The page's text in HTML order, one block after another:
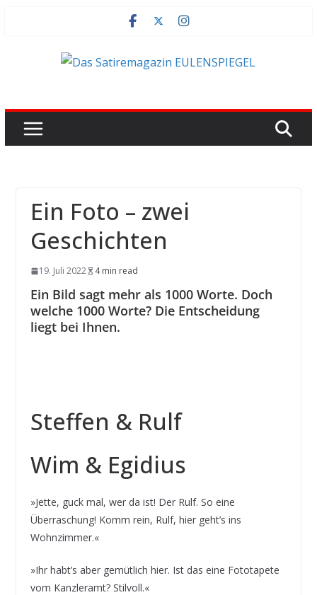
Ein Foto – zwei
Geschichten
19. Juli 2022 4 min read
Ein Bild sagt mehr als 1000 Worte. Doch
welche 1000 Worte? Die Entscheidung
liegt bei Ihnen.
Steffen & Rulf
Wim & Egidius
»Jette, guck mal, wer da ist! Der Rulf. So eine
Überraschung! Komm rein, Rulf, hier geht’s ins
Wohnzimmer.«
»Ihr habt’s aber gemütlich hier. Ist das eine Fototapete
vom Kanzleramt? Stilvoll.«